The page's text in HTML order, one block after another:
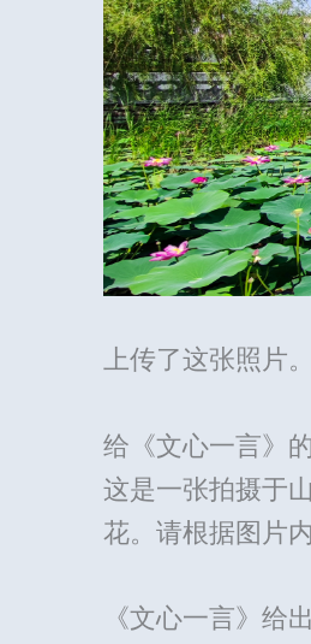
上传了这张照片。
给《文心一言》
这是一张拍摄于
花。请根据图片
《文心一言》给